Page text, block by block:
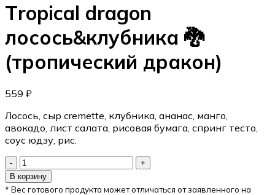
Тropical dragon
лосось&клубника 🐉
(тропический дракон)
559 ₽
Лосось, сыр cremette, клубника, ананас, манго,
авокадо, лист салата, рисовая бумага, спринг тесто,
соус юдзу, рис.
В корзину
* Вес готового продукта может отличаться от заявленного на